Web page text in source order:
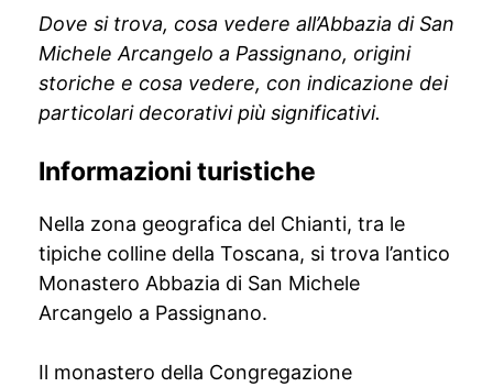
Dove si trova, cosa vedere all’Abbazia di San
Michele Arcangelo a Passignano, origini
storiche e cosa vedere, con indicazione dei
particolari decorativi più significativi.
Informazioni turistiche
Nella zona geografica del Chianti, tra le
tipiche colline della Toscana, si trova l’antico
Monastero Abbazia di San Michele
Arcangelo a Passignano.
Il monastero della Congregazione